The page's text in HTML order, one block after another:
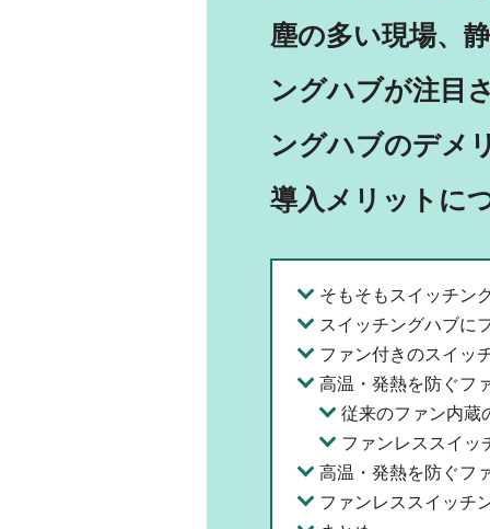
塵の多い現場、
ングハブが注目
ングハブのデメ
導入メリットに
そもそもスイッチン
スイッチングハブに
ファン付きのスイッ
高温・発熱を防ぐフ
従来のファン内蔵
ファンレススイッ
高温・発熱を防ぐフ
ファンレススイッチ